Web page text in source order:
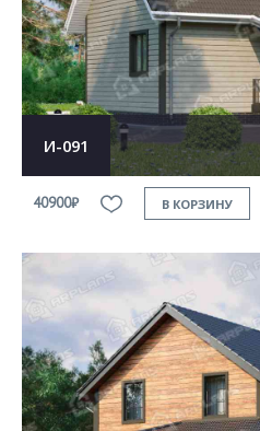
И-091
40900₽ В КОРЗИНУ